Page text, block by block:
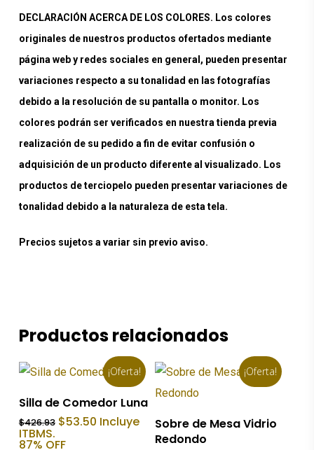
DECLARACIÓN ACERCA DE LOS COLORES. Los colores
originales de nuestros productos ofertados mediante
página web y redes sociales en general, pueden presentar
variaciones respecto a su tonalidad en las fotografías
debido a la resolución de su pantalla o monitor. Los
colores podrán ser verificados en nuestra tienda previa
realización de su pedido a fin de evitar confusión o
adquisición de un producto diferente al visualizado. Los
productos de terciopelo pueden presentar variaciones de
tonalidad debido a la naturaleza de esta tela.
Precios sujetos a variar sin previo aviso.
Productos relacionados
¡Oferta!
Añadir Al Carrito
Silla de Comedor Luna
$426.93 El
original
$53.50El
precio
Incluye
ITBMS.
87% OFF
¡Oferta!
Añadir Al Carrito
Sobre de Mesa Vidrio
Redondo